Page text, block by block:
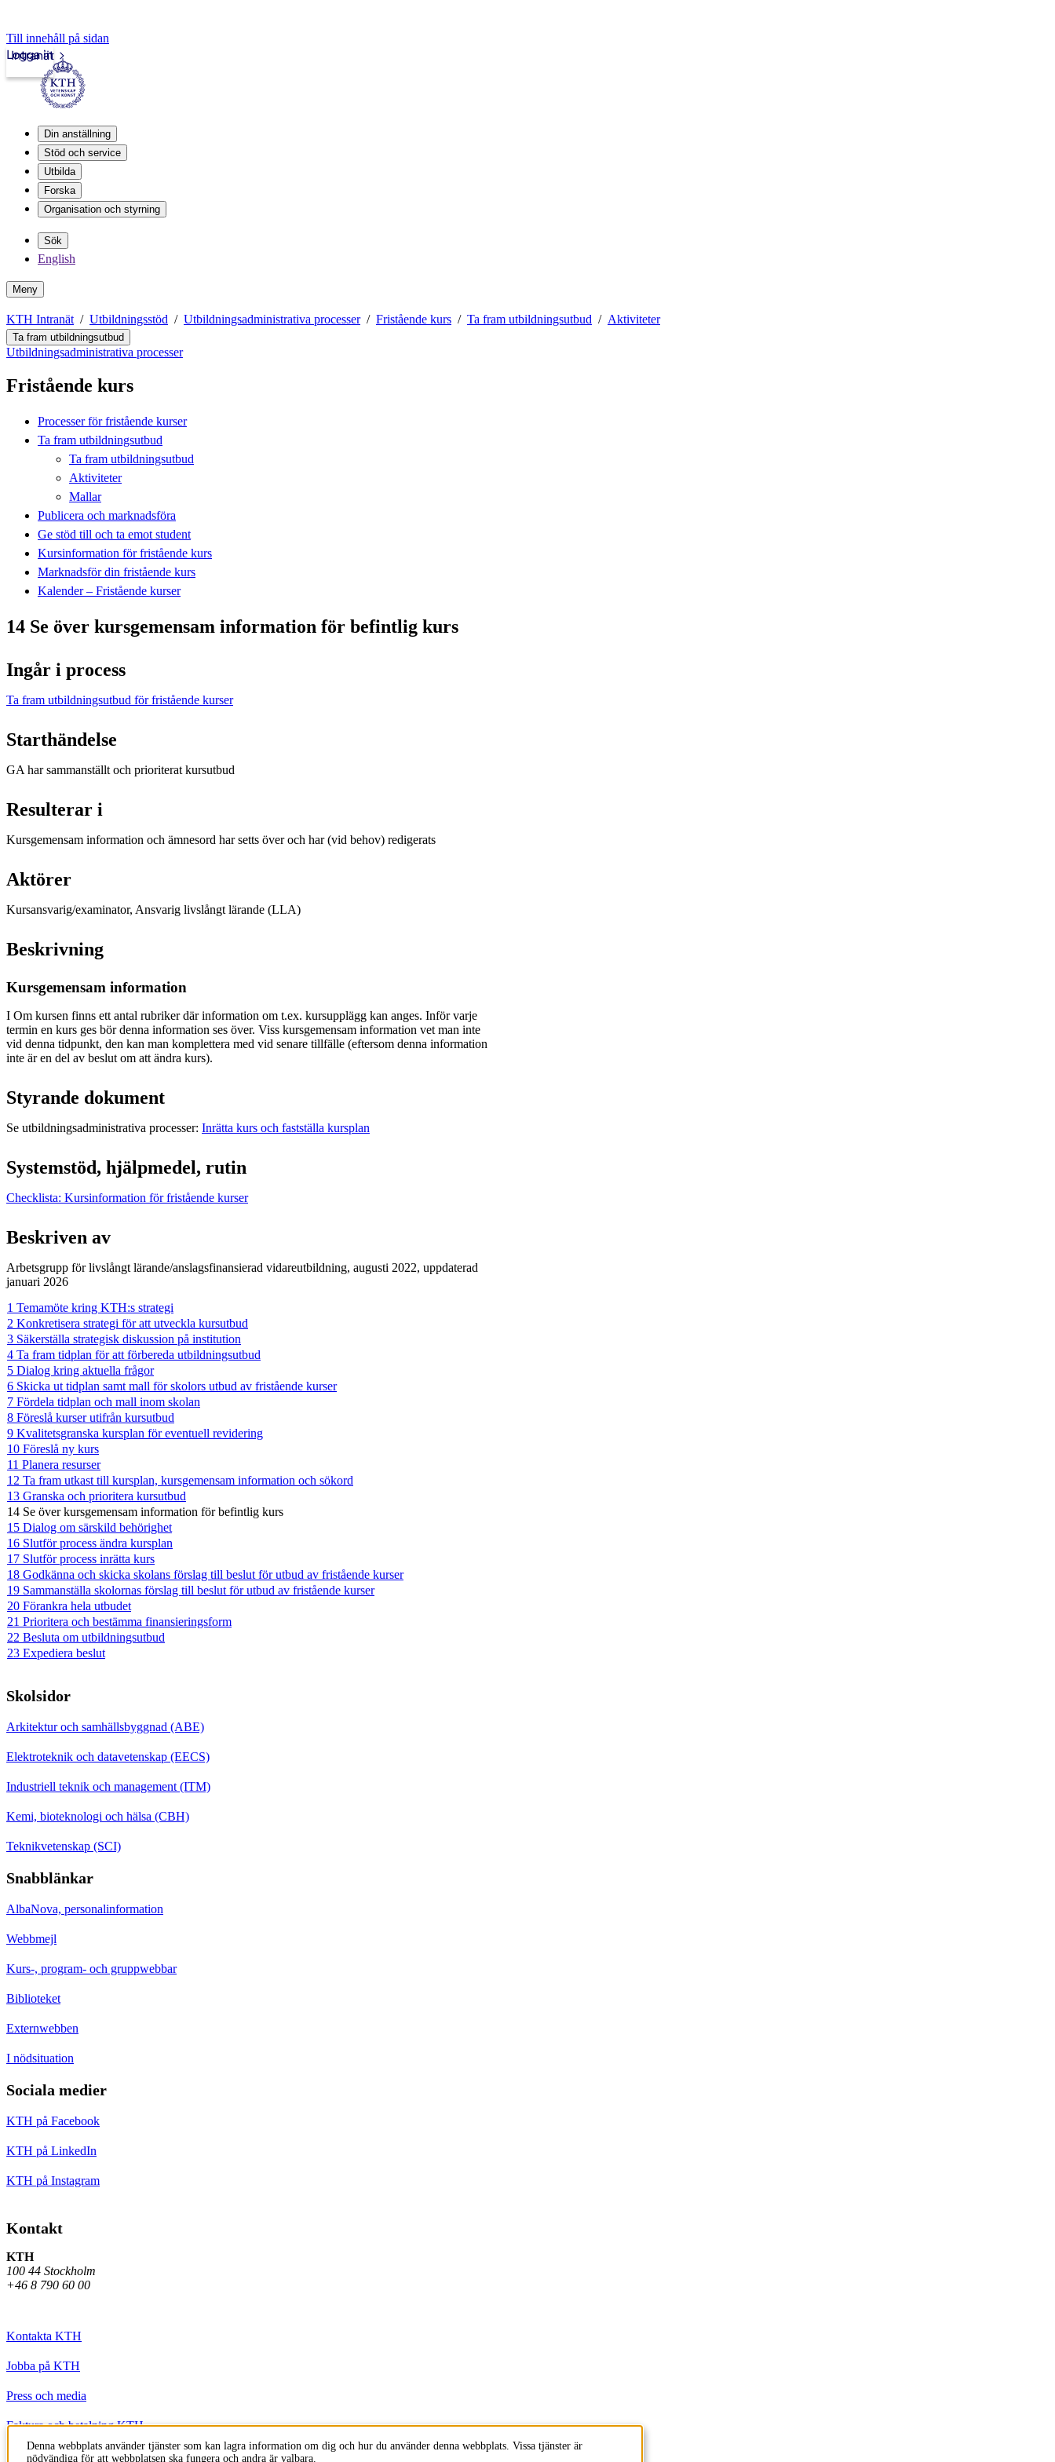
Till innehåll på sidan
Intranät
Logga in
Din anställning
Stöd och service
Utbilda
Forska
Organisation och styrning
Sök
English
Meny
KTH Intranät Utbildningsstöd Utbildningsadministrativa processer Fristående kurs Ta fram utbildningsutbud Aktiviteter
Ta fram utbildningsutbud
Utbildningsadministrativa processer
Fristående kurs
Processer för fristående kurser
Ta fram utbildningsutbud
Ta fram utbildningsutbud
Aktiviteter
Mallar
Publicera och marknadsföra
Ge stöd till och ta emot student
Kursinformation för fristående kurs
Marknadsför din fristående kurs
Kalender – Fristående kurser
14 Se över kursgemensam information för befintlig kurs
Ingår i process
Ta fram utbildningsutbud för fristående kurser
Starthändelse
GA har sammanställt och prioriterat kursutbud
Resulterar i
Kursgemensam information och ämnesord har setts över och har (vid behov) redigerats
Aktörer
Kursansvarig/examinator, Ansvarig livslångt lärande (LLA)
Beskrivning
Kursgemensam information
I Om kursen finns ett antal rubriker där information om t.ex. kursupplägg kan anges. Inför varje
termin en kurs ges bör denna information ses över. Viss kursgemensam information vet man inte
vid denna tidpunkt, den kan man komplettera med vid senare tillfälle (eftersom denna information
inte är en del av beslut om att ändra kurs).
Styrande dokument
Se utbildningsadministrativa processer: Inrätta kurs och fastställa kursplan
Systemstöd, hjälpmedel, rutin
Checklista: Kursinformation för fristående kurser
Beskriven av
Arbetsgrupp för livslångt lärande/anslagsfinansierad vidareutbildning, augusti 2022, uppdaterad
januari 2026
1 Temamöte kring KTH:s strategi
2 Konkretisera strategi för att utveckla kursutbud
3 Säkerställa strategisk diskussion på institution
4 Ta fram tidplan för att förbereda utbildningsutbud
5 Dialog kring aktuella frågor
6 Skicka ut tidplan samt mall för skolors utbud av fristående kurser
7 Fördela tidplan och mall inom skolan
8 Föreslå kurser utifrån kursutbud
9 Kvalitetsgranska kursplan för eventuell revidering
10 Föreslå ny kurs
11 Planera resurser
12 Ta fram utkast till kursplan, kursgemensam information och sökord
13 Granska och prioritera kursutbud
14 Se över kursgemensam information för befintlig kurs
15 Dialog om särskild behörighet
16 Slutför process ändra kursplan
17 Slutför process inrätta kurs
18 Godkänna och skicka skolans förslag till beslut för utbud av fristående kurser
19 Sammanställa skolornas förslag till beslut för utbud av fristående kurser
20 Förankra hela utbudet
21 Prioritera och bestämma finansieringsform
22 Besluta om utbildningsutbud
23 Expediera beslut
Skolsidor
Arkitektur och samhällsbyggnad (ABE)
Elektroteknik och datavetenskap (EECS)
Industriell teknik och management (ITM)
Kemi, bioteknologi och hälsa (CBH)
Teknikvetenskap (SCI)
Snabblänkar
AlbaNova, personalinformation
Webbmejl
Kurs-, program- och gruppwebbar
Biblioteket
Externwebben
I nödsituation
Sociala medier
KTH på Facebook
KTH på LinkedIn
KTH på Instagram
Kontakt
KTH
100 44 Stockholm
+46 8 790 60 00
Kontakta KTH
Jobba på KTH
Press och media
Faktura och betalning KTH
Om KTH:s webbplatser
Denna webbplats använder tjänster som kan lagra information om dig och hur du använder denna webbplats. Vissa tjänster är
nödvändiga för att webbplatsen ska fungera och andra är valbara.